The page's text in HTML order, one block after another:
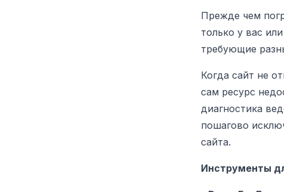
Прежде чем
только у вас
требующие
Когда сайт не
сам ресурс
диагностика
пошагово
сайта.
Инструменты